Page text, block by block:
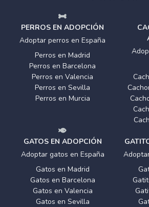
PERROS EN ADOPCIÓN
Adoptar perros en España
Perros en Madrid
Perros en Barcelona
Perros en Valencia
Perros en Sevilla
Perros en Murcia
GATOS EN ADOPCIÓN
Adoptar gatos en España
Gatos en Madrid
Gatos en Barcelona
Gatos en Valencia
Gatos en Sevilla